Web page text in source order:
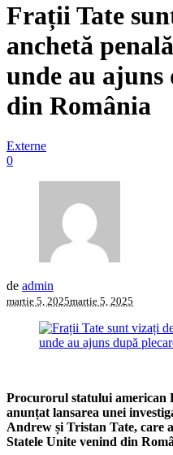
Frații Tate
anchetă
unde au ajuns
din România
Externe
0
de admin
martie 5, 2025martie 5, 2025
Procurorul statului american
anunțat lansarea unei
Andrew și Tristan Tate, care
Statele Unite venind din